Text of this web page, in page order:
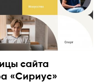
сайта
«Сириус»